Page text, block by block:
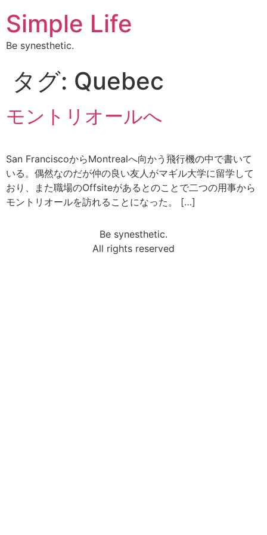
Simple Life
Be synesthetic.
タグ: Quebec
モントリオールへ
San FranciscoからMontrealへ向かう飛行機の中で書いて
いる。偶然なのだが仲の良い友人がマギル大学に留学して
おり、また職場のOffsiteがあるとのことで二つの用事から
モントリオールを訪れることになった。 […]
Be synesthetic.
All rights reserved